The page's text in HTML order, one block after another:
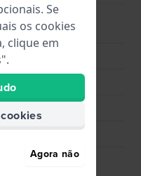
de pressão
Se
os cookies
clique em
Agora não